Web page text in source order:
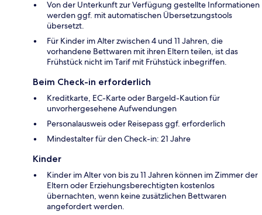
Von der Unterkunft zur Verfügung gestellte Informationen
werden ggf. mit automatischen Übersetzungstools
übersetzt.
Für Kinder im Alter zwischen 4 und 11 Jahren, die
vorhandene Bettwaren mit ihren Eltern teilen, ist das
Frühstück nicht im Tarif mit Frühstück inbegriffen.
Beim Check-in erforderlich
Kreditkarte, EC-Karte oder Bargeld-Kaution für
unvorhergesehene Aufwendungen
Personalausweis oder Reisepass ggf. erforderlich
Mindestalter für den Check-in: 21 Jahre
Kinder
Kinder im Alter von bis zu 11 Jahren können im Zimmer der
Eltern oder Erziehungsberechtigten kostenlos
übernachten, wenn keine zusätzlichen Bettwaren
angefordert werden.